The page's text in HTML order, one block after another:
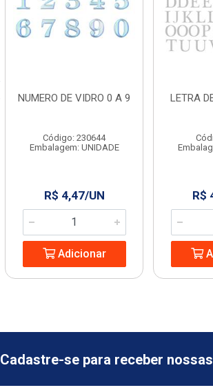
NUMERO DE VIDRO 0 A 9
Código: 230644
Embalagem: UNIDADE
R$ 4,47/UN
Adicionar
LETRA
R$
Cadastre-se para receber